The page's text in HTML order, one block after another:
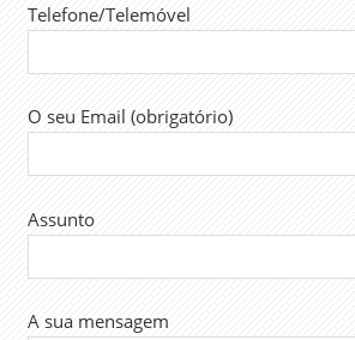
Telefone/Telemóvel
O seu Email (obrigatório)
Assunto
A sua mensagem